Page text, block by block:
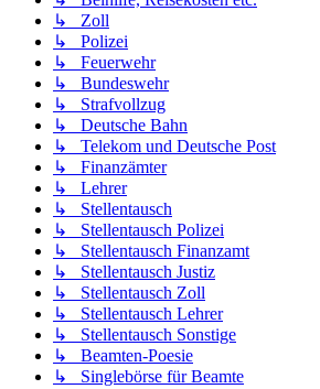
↳ Zoll
↳ Polizei
↳ Feuerwehr
↳ Bundeswehr
↳ Strafvollzug
↳ Deutsche Bahn
↳ Telekom und Deutsche Post
↳ Finanzämter
↳ Lehrer
↳ Stellentausch
↳ Stellentausch Polizei
↳ Stellentausch Finanzamt
↳ Stellentausch Justiz
↳ Stellentausch Zoll
↳ Stellentausch Lehrer
↳ Stellentausch Sonstige
↳ Beamten-Poesie
↳ Singlebörse für Beamte